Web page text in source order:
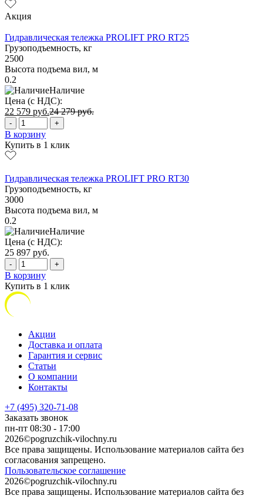
Акция
Гидравлическая тележка PROLIFT PRO RT25
Грузоподъемность, кг
2500
Высота подъема вил, м
0.2
Наличие
Цена (с НДС):
22 579 руб.24 279руб.
- +
В корзину
Купить в 1 клик
Гидравлическая тележка PROLIFT PRO RT30
Грузоподъемность, кг
3000
Высота подъема вил, м
0.2
Наличие
Цена (с НДС):
25 897 руб.
- +
В корзину
Купить в 1 клик
Акции
Доставка и оплата
Гарантия и сервис
Статьи
О компании
Контакты
+7 (495) 320-71-08
Заказать звонок
пн-пт 08:30 - 17:00
2026©pogruzchik-vilochny.ru
Все права защищены. Использование материалов сайта без
согласования запрещено.
Пользовательское соглашение
2026©pogruzchik-vilochny.ru
Все права защищены. Использование материалов сайта без